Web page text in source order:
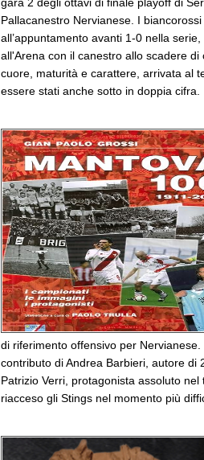
Pallacanestro Nervianese. I
all’appuntamento avanti 1-0 nella
all'Arena con il canestro allo scadere
cuore, maturità e carattere, arrivata al
essere stati anche sotto in doppia cifra.
di riferimento offensivo per
contributo di Andrea Barbieri, autore di
Patrizio Verri, protagonista assoluto
riacceso gli Stings nel momento più